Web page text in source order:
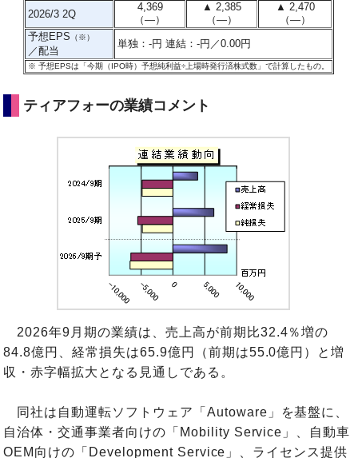
2026/3 2Q
4,369
（―）
▲ 2,385
（―）
▲ 2,470
（―）
予想EPS
（※）
／配当
単独：-円 連結：-円／0.00円
※ 予想EPSは「今期（IPO時）予想純利益÷上場時発行済株式数」で計算したもの。
ティアフォーの業績コメント
2026年9月期の業績は、売上高が前期比32.4％増の
84.8億円、経常損失は65.9億円（前期は55.0億円）と増
収・赤字幅拡大となる見通しである。
同社は自動運転ソフトウェア「Autoware」を基盤に、
自治体・交通事業者向けの「Mobility Service」、自動車
OEM向けの「Development Service」、ライセンス提供